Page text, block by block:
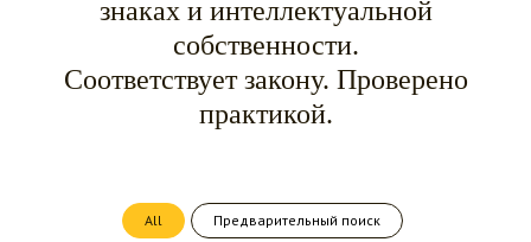
знаках и интеллектуальной
собственности.
Соответствует закону. Проверено
практикой.
All Предварительный поиск